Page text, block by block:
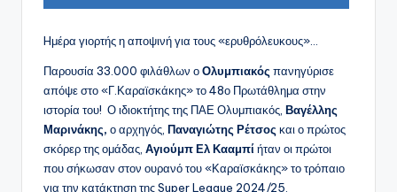
Hμέρα γιορτής η αποψινή για τους «ερυθρόλευκους»…
Παρουσία 33.000 φιλάθλων οΟλυμπιακός πανηγύρισε
απόψε στο «Γ.Καραϊσκάκης» το 48ο Πρωτάθλημα στην
ιστορία του! Ο ιδιοκτήτης της ΠΑΕ Ολυμπιακός, Βαγέλλης
Μαρινάκης, ο αρχηγός, Παναγιώτης Ρέτσος και ο πρώτος
σκόρερ της ομάδας, Αγιούμπ Ελ Κααμπίήταν οι πρώτοι
που σήκωσαν στον ουρανό του «Καραϊσκάκης» το τρόπαιο
για την κατάκτηση της Super League 2024/25.